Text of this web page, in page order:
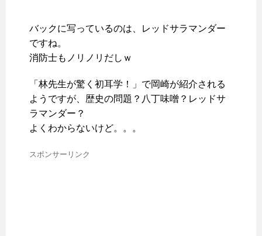
バックに写っているのは、レッドサラマンダー
ですね。
消防士もノリノリだしｗ
「林先生が驚く初耳学！」で岡崎が紹介される
ようですが、歴史の問題？八丁味噌？レッドサ
ラマンダー？
よくわからないけど。。。
スポンサーリンク